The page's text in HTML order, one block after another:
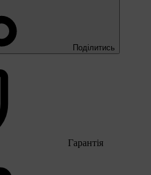
Поділитись
Гарантія